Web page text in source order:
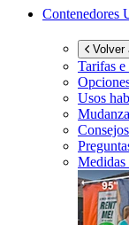
Contenedores
Volver
Tarifas
Usos
Medidas